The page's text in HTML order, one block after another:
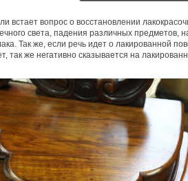
встает вопрос о восстановлении
света, падения различных
Так же, если речь идет о лакированной
же негативно сказывается на